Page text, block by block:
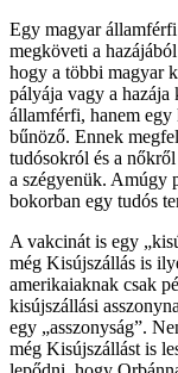
Egy magyar államférfi
megköveti a
hogy a többi magyar
pályája vagy a
államférfi, hanem
bűnöző. Ennek
tudósokról és a
a szégyenük. Amúgy
bokorban egy tudós
A vakcinát is egy
még Kisújszállás is
amerikaiaknak csak
kisújszállási
egy „asszonyság”.
még Kisújszállást is